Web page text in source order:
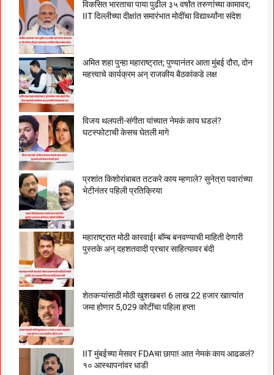
विकसित भारताचा पाया पुढील ३५ वर्षांत तरुणांच्या कामावर;
IIT दिल्लीच्या दीक्षांत समारंभात मोदींचा विद्यार्थ्यांना संदेश
अमित शहा पुन्हा महाराष्ट्रात; पुण्यानंतर आता मुंबई दौरा, दोन
महत्त्वाचे कार्यक्रम अन् राजकीय बैठकांकडे लक्ष
विजय थलपती-संगीता यांच्यात नेमकं काय घडलं?
घटस्फोटाची केसच घेतली मागे
प्रशांत किशोरांबाबत तटकरे काय म्हणाले? सुनेत्रा पवारांच्या
भेटीनंतर पहिली प्रतिक्रिया
महाराष्ट्रात मोठी कारवाई! बॉम्ब बनवण्याची माहिती देणारी
पुस्तके अन् दहशतवादी प्रचार साहित्यावर बंदी
शेतकऱ्यांसाठी मोठी खुशखबर! 6 लाख 22 हजार खात्यांत
जमा होणार 5,029 कोटींचा पहिला हप्ता
IIT मुंबईच्या मेसवर FDAचा छापा! आत नेमकं काय आढळलं?
१० आस्थापनांवर धाडी